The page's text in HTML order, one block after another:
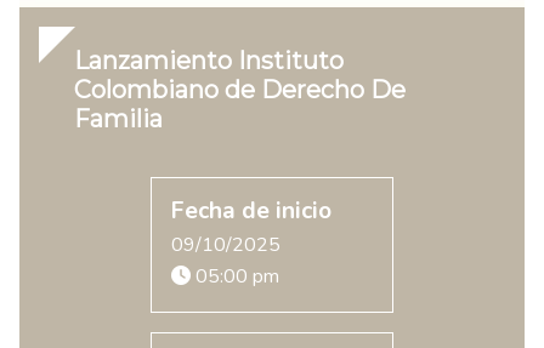
Lanzamiento Instituto
Colombiano de Derecho De
Familia
Fecha de inicio
09/10/2025
05:00 pm